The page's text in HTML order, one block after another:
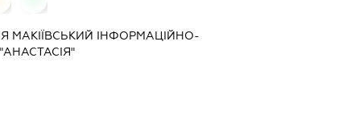
МАКІЇВСЬКИЙ ІНФОРМАЦІЙНО-